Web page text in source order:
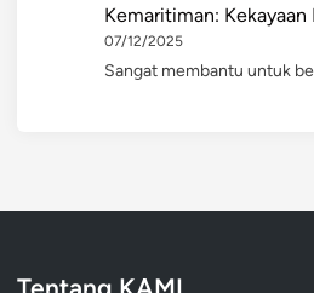
Kemaritiman: Kekayaan
07/12/2025
Sangat membantu untuk